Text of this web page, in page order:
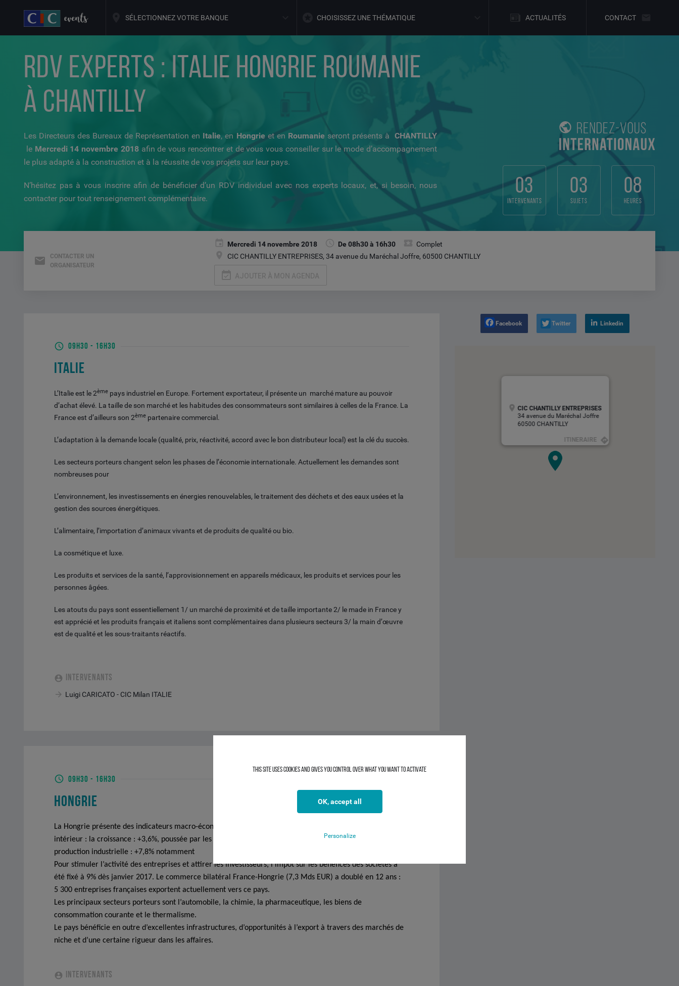
SÉLECTIONNEZ VOTRE BANQUE CHOISISSEZ UNE THÉMATIQUE CONTACT
ACTUALITÉS
RDV EXPERTS : ITALIE HONGRIE ROUMANIE
À CHANTILLY
Les Directeurs des Bureaux de Représentation en Italie, en Hongrie et en Roumanie seront présents à CHANTILLY
le Mercredi 14 novembre 2018 afin de vous rencontrer et de vous vous conseiller sur le mode d’accompagnement
le plus adapté à la construction et à la réussite de vos projets sur leur pays.
N’hésitez pas à vous inscrire afin de bénéficier d’un RDV individuel avec nos experts locaux, et, si besoin, nous
contacter pour tout renseignement complémentaire.
03
intervenants
03
sujets
08
heures
CONTACTER UN
ORGANISATEUR
Mercredi 14 novembre 2018 De 08h30 à 16h30
Complet
CIC CHANTILLY ENTREPRISES, 34 avenue du Maréchal Joffre, 60500 CHANTILLY
09H30 - 16H30
ITALIE
L’Italie est le 2ème pays industriel en Europe. Fortement exportateur, il présente un marché mature au pouvoir
d’achat élevé. La taille de son marché et les habitudes des consommateurs sont similaires à celles de la France. La
France est d’ailleurs son 2ème partenaire commercial.
L’adaptation à la demande locale (qualité, prix, réactivité, accord avec le bon distributeur local) est la clé du succès.
Les secteurs porteurs changent selon les phases de l’économie internationale. Actuellement les demandes sont
nombreuses pour
L’environnement, les investissements en énergies renouvelables, le traitement des déchets et des eaux usées et la
gestion des sources énergétiques.
L’alimentaire, l’importation d’animaux vivants et de produits de qualité ou bio.
La cosmétique et luxe.
Les produits et services de la santé, l’approvisionnement en appareils médicaux, les produits et services pour les
personnes âgées.
Les atouts du pays sont essentiellement 1/ un marché de proximité et de taille importante 2/ le made in France y
est apprécié et les produits français et italiens sont complémentaires dans plusieurs secteurs 3/ la main d’œuvre
est de qualité et les sous-traitants réactifs.
INTERVENANTS
Luigi CARICATO - CIC Milan ITALIE
09H30 - 16H30
HONGRIE
La Hongrie présente des indicateurs macro-économiques très positifs ayant un impact sur le marché
intérieur : la croissance : +3,6%, poussée par les dépenses de consommation des ménages (+3,1%) et la
production industrielle : +7,8% notamment
Pour stimuler l’activité des entreprises et attirer les investisseurs, l’impôt sur les bénéfices des sociétés a
été fixé à 9% dès janvier 2017. Le commerce bilatéral France-Hongrie (7,3 Mds EUR) a doublé en 12 ans :
5 300 entreprises françaises exportent actuellement vers ce pays.
Les principaux secteurs porteurs sont l’automobile, la chimie, la pharmaceutique, les biens de
consommation courante et le thermalisme.
Le pays bénéficie en outre d’excellentes infrastructures, d’opportunités à l’export à travers des marchés de
niche et d’une certaine rigueur dans les affaires.
INTERVENANTS
Facebook Twitter Linkedin
CIC CHANTILLY ENTREPRISES
34 avenue du Maréchal Joffre
60500 CHANTILLY
ITINERAIRE
This site uses cookies and gives you control over what you want to activate
OK, accept all
Personalize